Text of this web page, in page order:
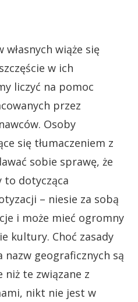
własnych wiąże się
w ich
liczyć na pomoc
przez
Osoby
się tłumaczeniem z
sobie sprawę, że
to dotycząca
– niesie za sobą
i może mieć ogromny
kultury. Choć zasady
nazw geograficznych są
niż te związane z
nikt nie jest w